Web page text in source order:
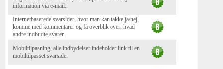
information via e-mail.
Internetbaserede svarsider, hvor man kan takke ja/nej,
komme med kommentarer og få overblik over, hvad
andre indbudte svarer.
Mobiltilpasning, alle indbydelser indeholder link til en
mobiltilpasset svarside.